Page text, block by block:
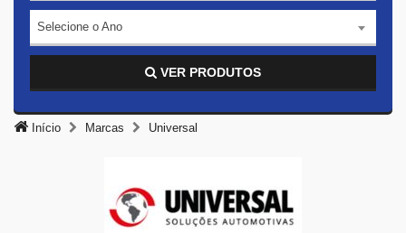
Selecione o Ano
VER PRODUTOS
Início Marcas Universal